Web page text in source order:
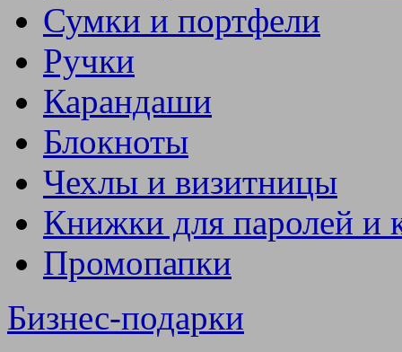
Сумки и портфели
Ручки
Карандаши
Блокноты
Чехлы и визитницы
Книжки для паролей и
Промопапки
Бизнес-подарки